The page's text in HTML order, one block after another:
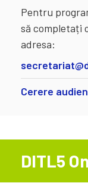
Pentru
să completați
adresa:
Cerere
DITL5